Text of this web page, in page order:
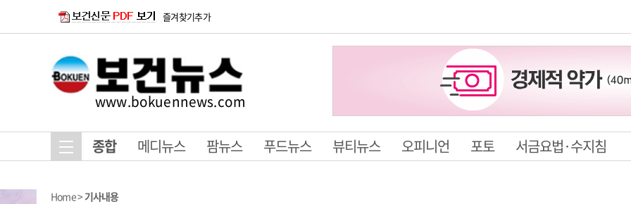
즐겨찾기추가
www.bokuennews.com
종합 메디뉴스 팜뉴스 푸드뉴스 뷰티뉴스 오피니언 포토 서금요법·수지침
Home>기사내용